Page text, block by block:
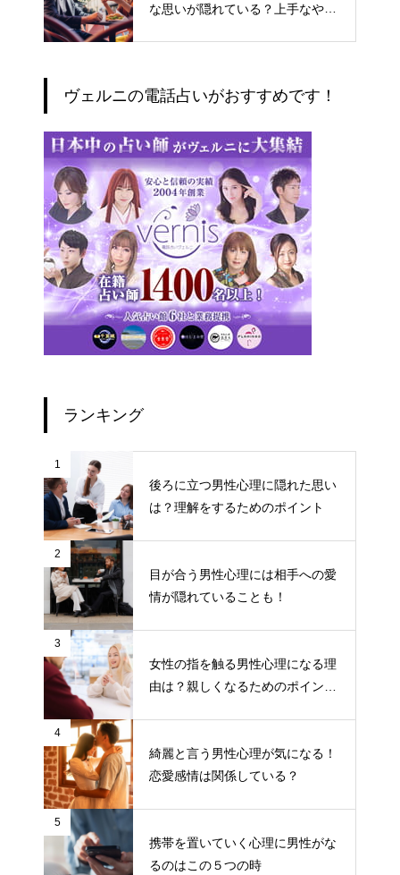
な思いが隠れている？上手なやり
ヴェルニの電話占いがおすすめです！
ランキング
1
後ろに立つ男性心理に隠れた思い
は？理解をするためのポイント
2
目が合う男性心理には相手への愛
情が隠れていることも！
3
女性の指を触る男性心理になる理
由は？親しくなるためのポイント
4
綺麗と言う男性心理が気になる！
恋愛感情は関係している？
5
携帯を置いていく心理に男性がな
るのはこの５つの時